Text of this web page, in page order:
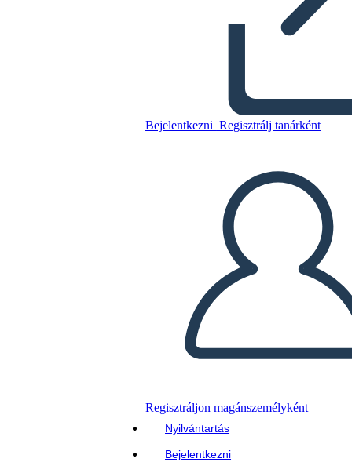
Bejelentkezni Regisztrálj tanárként
Regisztráljon magánszemélyként
Nyilvántartás
Bejelentkezni
KÉSZÍTSEN EGY STORYBOARDOT
DIAVETÍTÉS LEJÁTSZÁSA
OLVASS NEKEM